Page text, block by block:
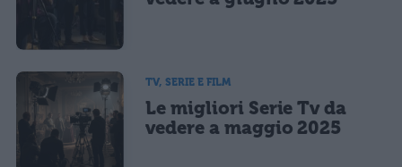
TV, SERIE E FILM
Le migliori Serie Tv da
vedere a maggio 2025